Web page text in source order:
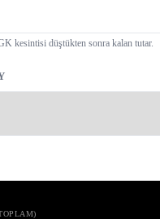
kesintisi düştükten sonra kalan tutar.